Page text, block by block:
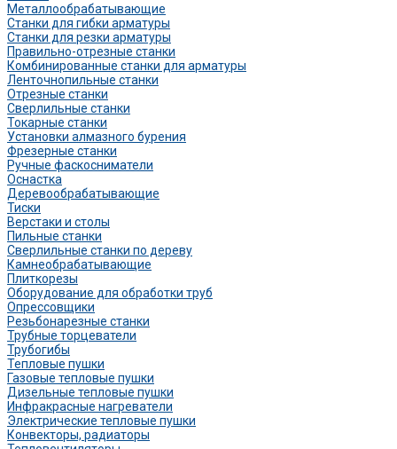
Металлообрабатывающие
Станки для гибки арматуры
Станки для резки арматуры
Правильно-отрезные станки
Комбинированные станки для арматуры
Ленточнопильные станки
Отрезные станки
Сверлильные станки
Токарные станки
Установки алмазного бурения
Фрезерные станки
Ручные фаскосниматели
Оснастка
Деревообрабатывающие
Тиски
Верстаки и столы
Пильные станки
Сверлильные станки по дереву
Камнеобрабатывающие
Плиткорезы
Оборудование для обработки труб
Опрессовщики
Резьбонарезные станки
Трубные торцеватели
Трубогибы
Тепловые пушки
Газовые тепловые пушки
Дизельные тепловые пушки
Инфракрасные нагреватели
Электрические тепловые пушки
Конвекторы, радиаторы